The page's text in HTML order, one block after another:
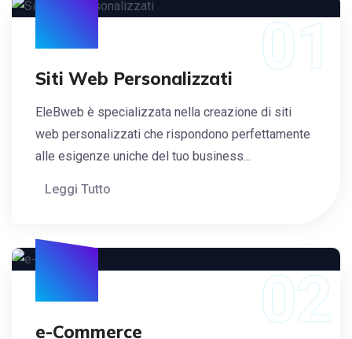
Siti Web Personalizzati 01
EleBweb è specializzata nella creazione di siti
web personalizzati che rispondono perfettamente
alle esigenze uniche del tuo business...
Leggi Tutto
e-Commerce 02